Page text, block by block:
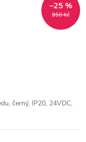
850 Kč
–25 %
černý, IP20, 24VDC,